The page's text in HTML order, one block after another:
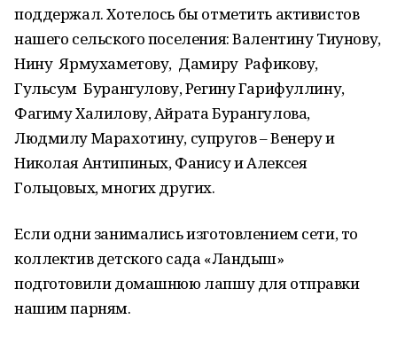
поддержал. Хотелось бы отметить активистов
нашего сельского поселения: Валентину Тиунову,
Нину Ярмухаметову, Дамиру Рафикову,
Гульсум Бурангулову, Регину Гарифуллину,
Фагиму Халилову, Айрата Бурангулова,
Людмилу Марахотину, супругов – Венеру и
Николая Антипиных, Фанису и Алексея
Гольцовых, многих других.
Если одни занимались изготовлением сети, то
коллектив детского сада «Ландыш»
подготовили домашнюю лапшу для отправки
нашим парням.